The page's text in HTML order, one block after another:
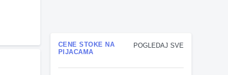
POGLEDAJ SVE
CENE STOKE NA
PIJACAMA